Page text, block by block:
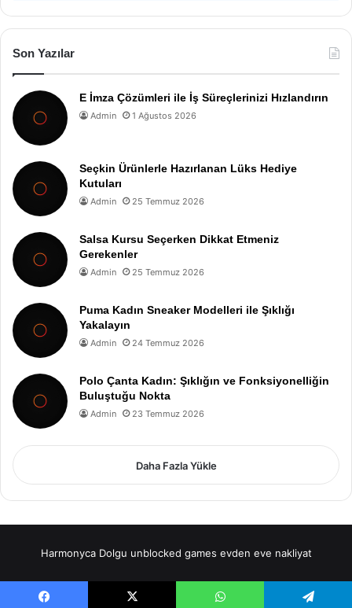
Son Yazılar
E İmza Çözümleri ile İş Süreçlerinizi Hızlandırın
Admin 1 Ağustos 2026
Seçkin Ürünlerle Hazırlanan Lüks Hediye
Kutuları
Admin 25 Temmuz 2026
Salsa Kursu Seçerken Dikkat Etmeniz
Gerekenler
Admin 25 Temmuz 2026
Puma Kadın Sneaker Modelleri ile Şıklığı
Yakalayın
Admin 24 Temmuz 2026
Polo Çanta Kadın: Şıklığın ve Fonksiyonelliğin
Buluştuğu Nokta
Admin 23 Temmuz 2026
Daha Fazla Yükle
Harmonyca Dolgu unblocked games evden eve nakliyat